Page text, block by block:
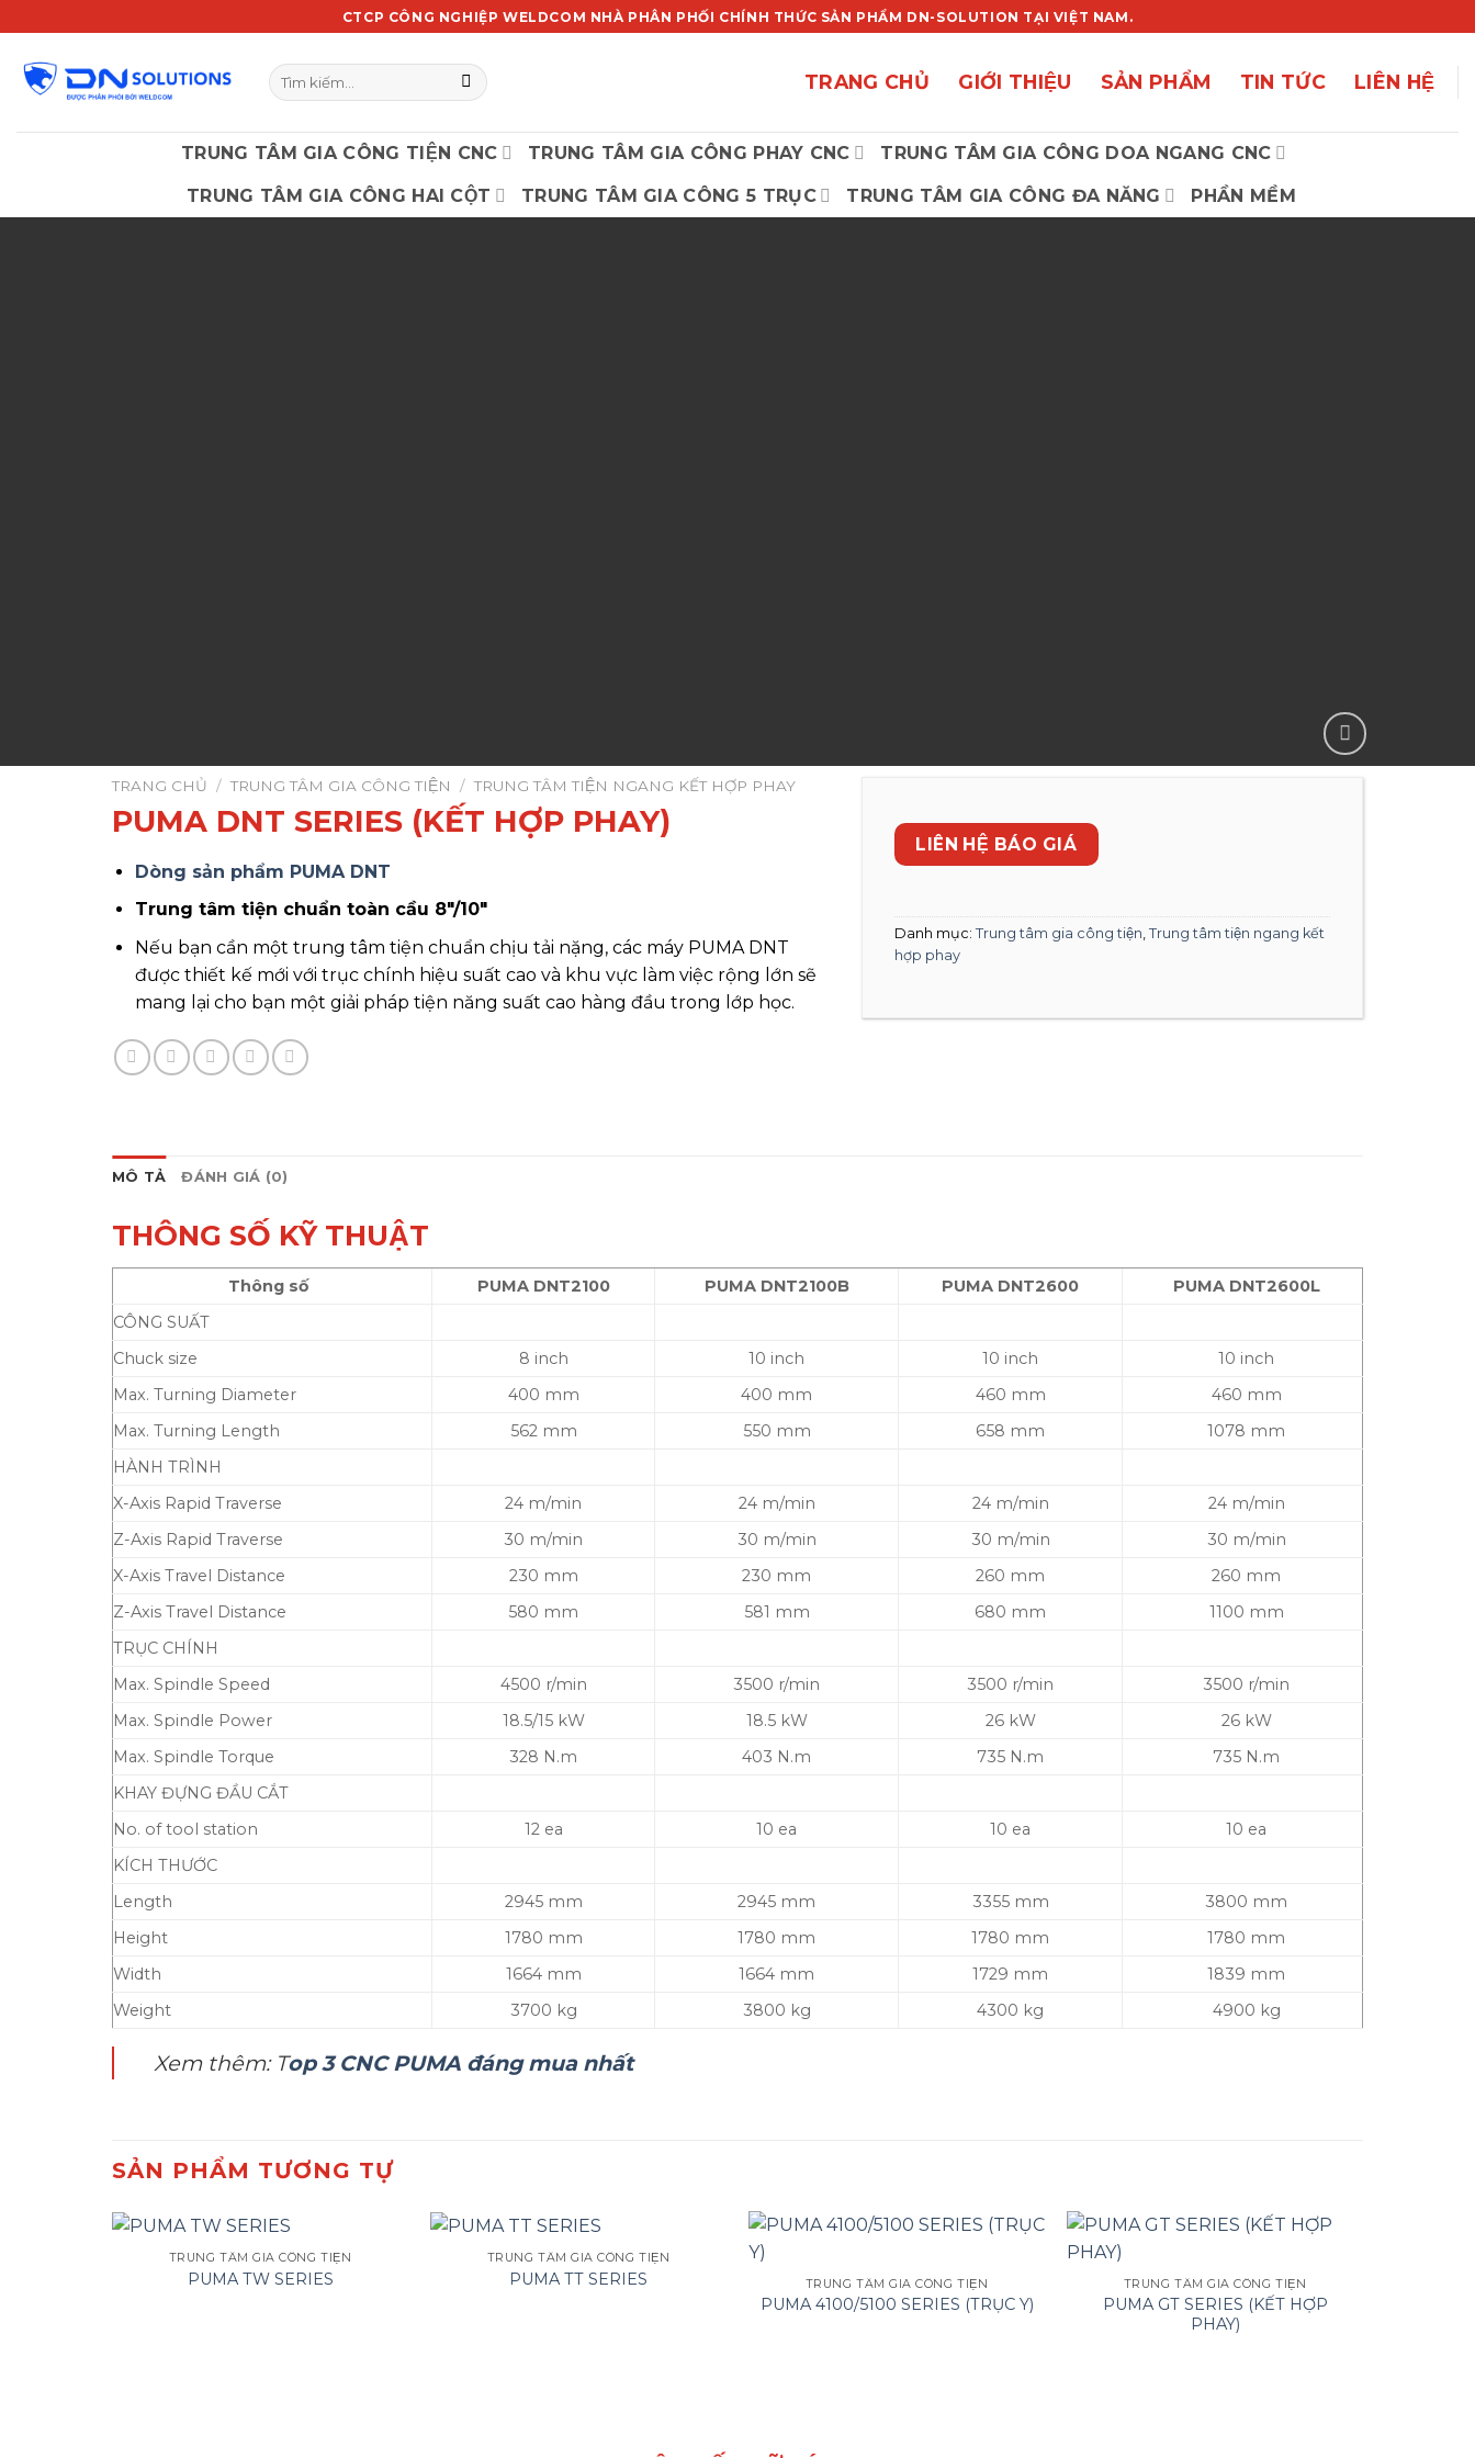
đến
nội
dung
CTCP CÔNG NGHIỆP WELDCOM NHÀ PHÂN PHỐI CHÍNH THỨC SẢN PHẨM DN-SOLUTION TẠI VIỆT NAM.
Tìm
kiếm:
TRANG CHỦ GIỚI THIỆU SẢN PHẨM TIN TỨC LIÊN HỆ
TRUNG TÂM GIA CÔNG TIỆN CNC TRUNG TÂM GIA CÔNG PHAY CNC TRUNG TÂM GIA CÔNG DOA NGANG CNC
TRUNG TÂM GIA CÔNG HAI CỘT TRUNG TÂM GIA CÔNG 5 TRỤC TRUNG TÂM GIA CÔNG ĐA NĂNG PHẦN MỀM
TRANG CHỦ / TRUNG TÂM GIA CÔNG TIỆN / TRUNG TÂM TIỆN NGANG KẾT HỢP PHAY
PUMA DNT SERIES (KẾT HỢP PHAY)
Dòng sản phẩm PUMA DNT
Trung tâm tiện chuẩn toàn cầu 8″/10″
Nếu bạn cần một trung tâm tiện chuẩn chịu tải nặng, các máy PUMA DNT
được thiết kế mới với trục chính hiệu suất cao và khu vực làm việc rộng lớn sẽ
mang lại cho bạn một giải pháp tiện năng suất cao hàng đầu trong lớp học.
LIÊN HỆ BÁO GIÁ
Danh mục: Trung tâm gia công tiện Trung tâm tiện ngang kết
hợp phay
MÔ TẢ ĐÁNH GIÁ (0)
THÔNG SỐ KỸ THUẬT
Thông số PUMA DNT2100 PUMA DNT2100B PUMA DNT2600
PUMA DNT2600L
CÔNG SUẤT
Chuck size
8 inch 10 inch 10 inch
10 inch
Max. Turning Diameter
400 mm 400 mm 460 mm
460 mm
Max. Turning Length
562 mm 550 mm 658 mm
1078 mm
HÀNH TRÌNH
X-Axis Rapid Traverse
24 m/min 24 m/min 24 m/min
24 m/min
Z-Axis Rapid Traverse
30 m/min 30 m/min 30 m/min
30 m/min
X-Axis Travel Distance
230 mm 230 mm 260 mm
260 mm
Z-Axis Travel Distance
580 mm 581 mm 680 mm
1100 mm
TRỤC CHÍNH
Max. Spindle Speed
4500 r/min 3500 r/min 3500 r/min
3500 r/min
Max. Spindle Power
18.5/15 kW 18.5 kW 26 kW
26 kW
Max. Spindle Torque
328 N.m 403 N.m 735 N.m
735 N.m
KHAY ĐỰNG ĐẦU CẮT
No. of tool station
12 ea 10 ea 10 ea
10 ea
KÍCH THƯỚC
Length
2945 mm 2945 mm 3355 mm
3800 mm
Height
1780 mm 1780 mm 1780 mm
1780 mm
Width
1664 mm 1664 mm 1729 mm
1839 mm
Weight
3700 kg 3800 kg 4300 kg 4900 kg
Xem thêm: Top 3 CNC PUMA đáng mua nhất
SẢN PHẨM TƯƠNG TỰ
TRUNG TÂM GIA CÔNG TIỆN
PUMA TW SERIES
TRUNG TÂM GIA CÔNG TIỆN
PUMA TT SERIES TRUNG TÂM GIA CÔNG TIỆN
PUMA 4100/5100 SERIES (TRỤC Y)
TRUNG TÂM GIA CÔNG TIỆN
PUMA GT SERIES (KẾT HỢP
PHAY)